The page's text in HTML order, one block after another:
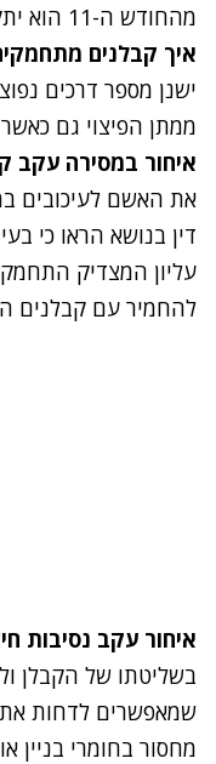
מהחודש ה-11 הוא יתקבע על 150%.
איך קבלנים
ישנן מספר דרכים
ממתן הפיצוי גם
איחור במסירה עקב
את האשם לעיכובים
דין בנושא הראו כי
עליון המצדיק
להחמיר עם קבלנים
איחור עקב נסיבות
בשליטתו של הקבלן
שמאפשרים לדחות את
מחסור בחומרי בניין